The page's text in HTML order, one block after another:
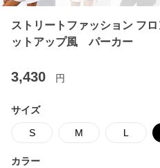
ストリートファッション フ
ットアップ風 パーカー
3,430 円
サイズ
S M L
カラー